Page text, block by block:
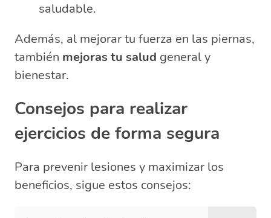
saludable.
Además, al mejorar tu fuerza en las piernas,
también mejoras tu salud general y
bienestar.
Consejos para realizar
ejercicios de forma segura
Para prevenir lesiones y maximizar los
beneficios, sigue estos consejos: